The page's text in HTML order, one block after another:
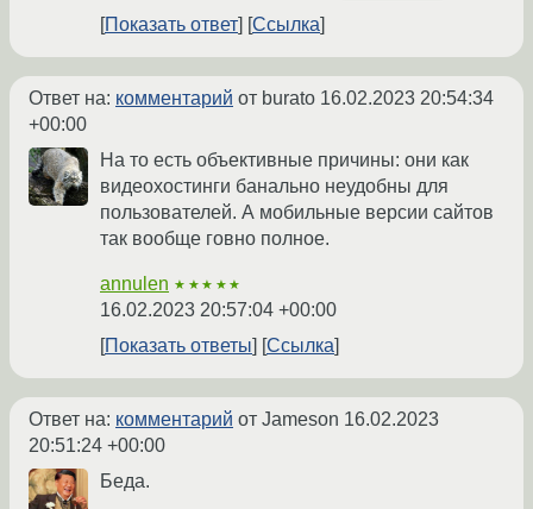
Показать ответ Ссылка
Ответ на: комментарий от burato 16.02.2023 20:54:34
+00:00
На то есть объективные причины: они как
видеохостинги банально неудобны для
пользователей. А мобильные версии сайтов
так вообще говно полное.
annulen ★★★★★
16.02.2023 20:57:04 +00:00
Показать ответы
Ссылка
Ответ на: комментарий от Jameson 16.02.2023
20:51:24 +00:00
Беда.